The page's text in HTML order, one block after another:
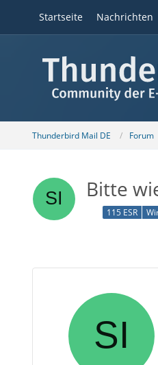
Startseite Nachrichten
Thunderbird Mail DE Forum
Bitte
115 ESR